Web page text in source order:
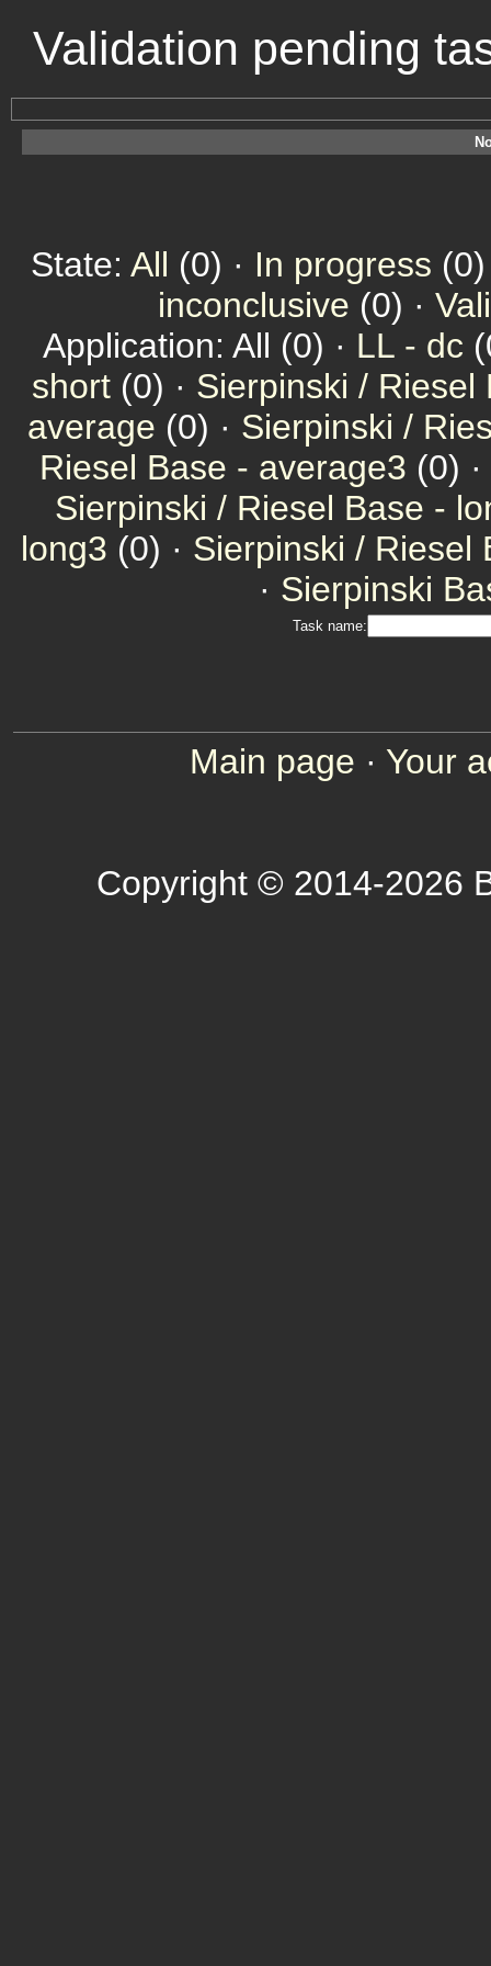
Validation pending
State: All (0) · In progress
inconclusive (0) ·
Application: All (0) · LL - dc
short (0) · Sierpinski / Riesel
average (0) · Sierpinski /
Riesel Base - average3 (0) ·
Sierpinski / Riesel Base -
long3 (0) · Sierpinski / Riesel
· Sierpinski
Task name:
Main page · Your
Copyright © 2014-2026